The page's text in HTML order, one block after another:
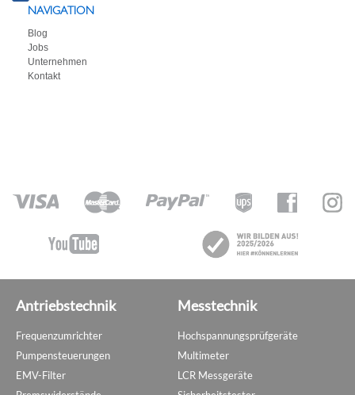
NAVIGATION
Blog
Jobs
Unternehmen
Kontakt
Antriebstechnik
Frequenzumrichter
Pumpensteuerungen
EMV-Filter
Messtechnik
Hochspannungsprüfgeräte
Multimeter
LCR Messgeräte